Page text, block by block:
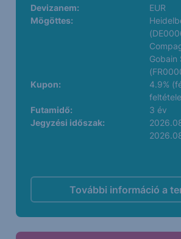
Devizanem:
EUR
Mögöttes:
Gobain
Kupon:
4.9%
Futamidő:
3 év
Jegyzési időszak:
További információ a